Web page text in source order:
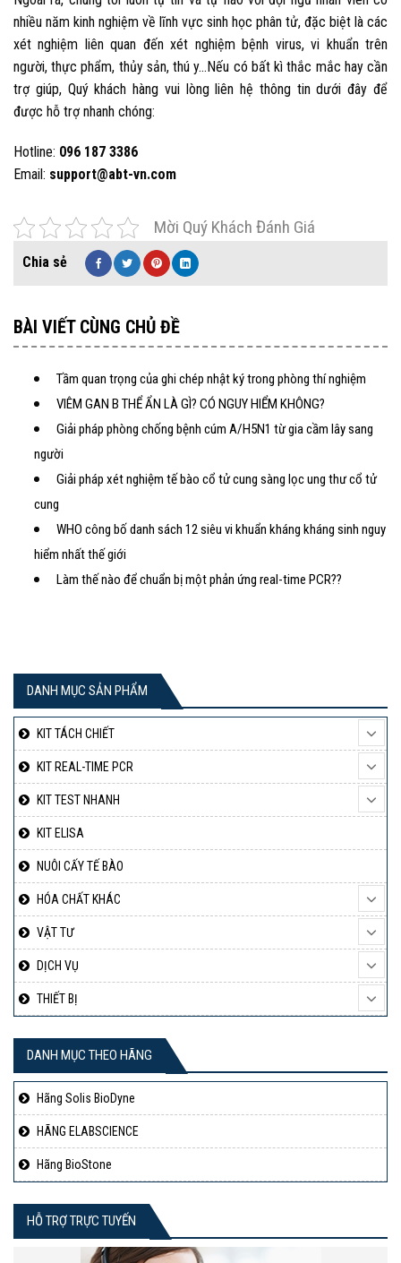
nhiều năm kinh nghiệm về lĩnh vực sinh học phân tử, đặc biệt là các
xét nghiệm liên quan đến xét nghiệm bệnh virus, vi khuẩn trên
người, thực phẩm, thủy sản, thú y…Nếu có bất kì thắc mắc hay cần
trợ giúp, Quý khách hàng vui lòng liên hệ thông tin dưới đây để
được hỗ trợ nhanh chóng:
Hotline: 096 187 3386
Email: support@abt-vn.com
Mời Quý Khách Đánh Giá
BÀI VIẾT CÙNG CHỦ ĐỀ
Tầm quan trọng của ghi chép nhật ký trong phòng thí nghiệm
VIÊM GAN B THỂ ẨN LÀ GÌ? CÓ NGUY HIỂM KHÔNG?
Giải pháp phòng chống bệnh cúm A/H5N1 từ gia cầm lây sang
người
Giải pháp xét nghiệm tế bào cổ tử cung sàng lọc ung thư cổ tử
cung
WHO công bố danh sách 12 siêu vi khuẩn kháng kháng sinh nguy
hiểm nhất thế giới
Làm thế nào để chuẩn bị một phản ứng real-time PCR??
DANH MỤC SẢN PHẨM
KIT TÁCH CHIẾT
KIT REAL-TIME PCR
KIT TEST NHANH
KIT ELISA
NUÔI CẤY TẾ BÀO
HÓA CHẤT KHÁC
VẬT TƯ
DỊCH VỤ
THIẾT BỊ
DANH MỤC THEO HÃNG
Hãng Solis BioDyne
HÃNG ELABSCIENCE
Hãng BioStone
HỖ TRỢ TRỰC TUYẾN